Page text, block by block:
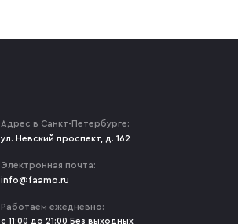
Адрес в Санкт-Петербурге:
ул. Невский проспект, д. 162
Электронная почта:
info@faamo.ru
Работаем ежедневно:
с 11:00 до 21:00 Без выходных